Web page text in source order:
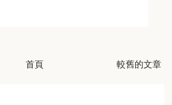
較舊的文章
首頁